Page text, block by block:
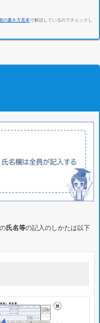
の書き方見本で解説しているのでチェックし
氏名等の記入のしかたは以下